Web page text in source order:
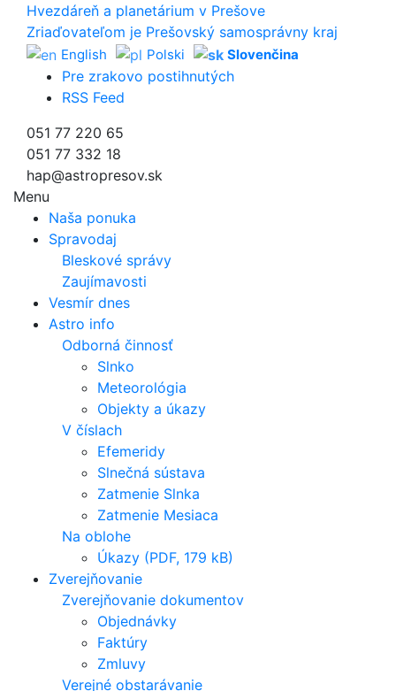
Hvezdáreň a planetárium v Prešove
Zriaďovateľom je Prešovský samosprávny kraj
English Polski Slovenčina
Pre zrakovo postihnutých
RSS Feed
051 77 220 65
051 77 332 18
hap@astropresov.sk
Menu
Naša ponuka
Spravodaj
Bleskové správy
Zaujímavosti
Vesmír dnes
Astro info
Odborná činnosť
Slnko
Meteorológia
Objekty a úkazy
V číslach
Efemeridy
Slnečná sústava
Zatmenie Slnka
Zatmenie Mesiaca
Na oblohe
Úkazy (PDF, 179 kB)
Zverejňovanie
Zverejňovanie dokumentov
Objednávky
Faktúry
Zmluvy
Verejné obstarávanie